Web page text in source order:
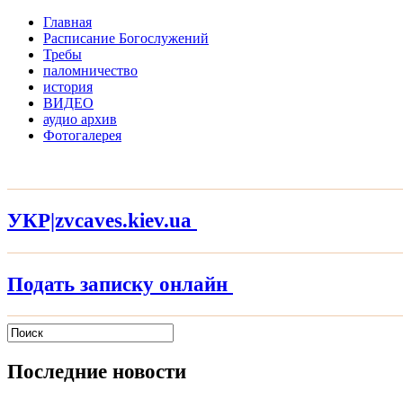
Главная
Расписание Богослужений
Требы
паломничество
история
ВИДЕО
аудио архив
Фотогалерея
УКР|zvcaves.kiev.ua
Подать записку онлайн
Последние новости